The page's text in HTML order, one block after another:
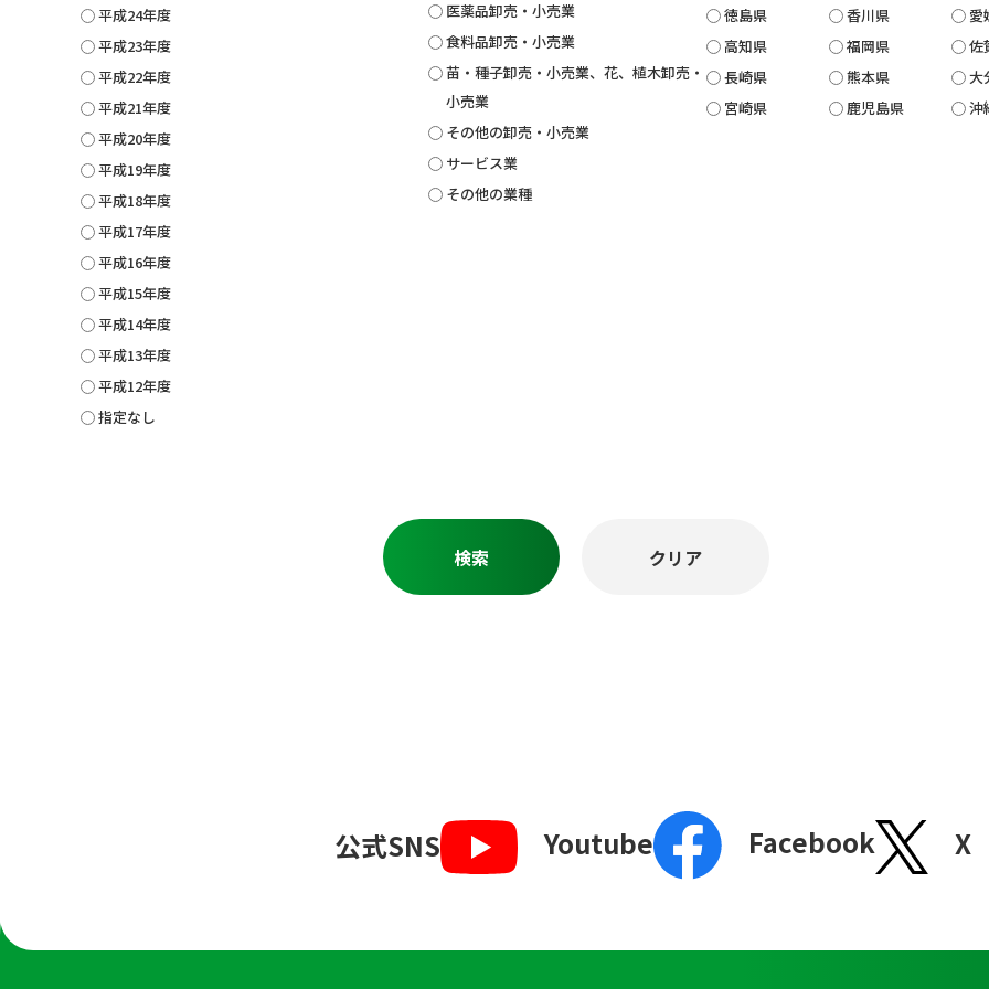
平成24年度
平成23年度
平成22年度
平成21年度
平成20年度
平成19年度
平成18年度
平成17年度
平成16年度
平成15年度
平成14年度
平成13年度
平成12年度
指定なし
医薬品卸売・小売業
食料品卸売・小売業
苗・種子卸売・小売業、花、植木卸売・
小売業
その他の卸売・小売業
サービス業
その他の業種
徳島県
香川県
愛
高知県
福岡県
佐
長崎県
熊本県
大
宮崎県
鹿児島県 沖
公式SNS Youtube Facebook X